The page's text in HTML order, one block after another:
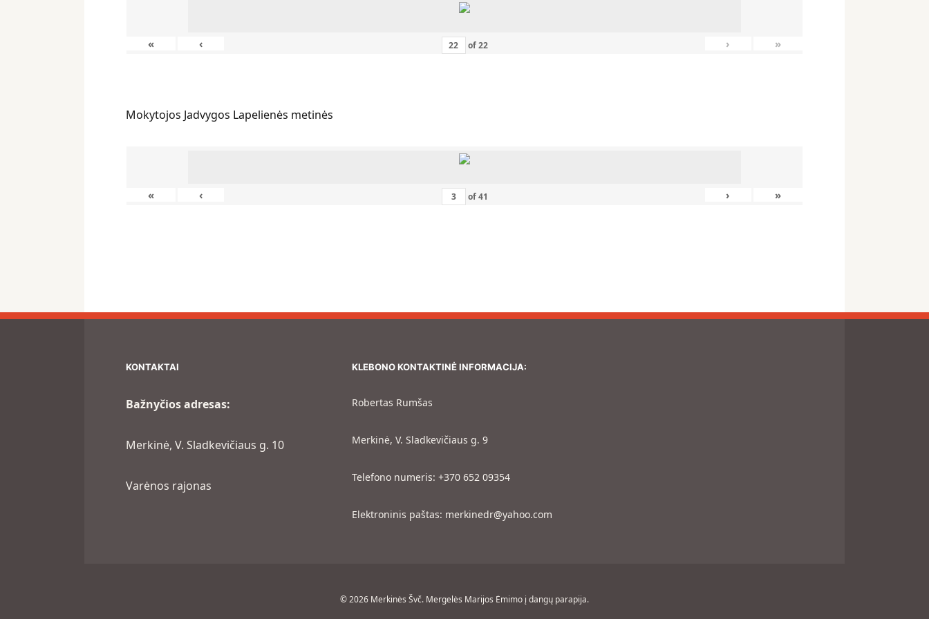
« ‹ of22 › »
Mokytojos Jadvygos Lapelienės metinės
« ‹ of41 › »
KONTAKTAI
Bažnyčios adresas:
Merkinė, V. Sladkevičiaus g. 10
Varėnos rajonas
KLEBONO KONTAKTINĖ INFORMACIJA:
Robertas Rumšas
Merkinė, V. Sladkevičiaus g. 9
Telefono numeris: +370 652 09354
Elektroninis paštas: merkinedr@yahoo.com
© 2026 Merkinės Švč. Mergelės Marijos Ėmimo į dangų parapija.